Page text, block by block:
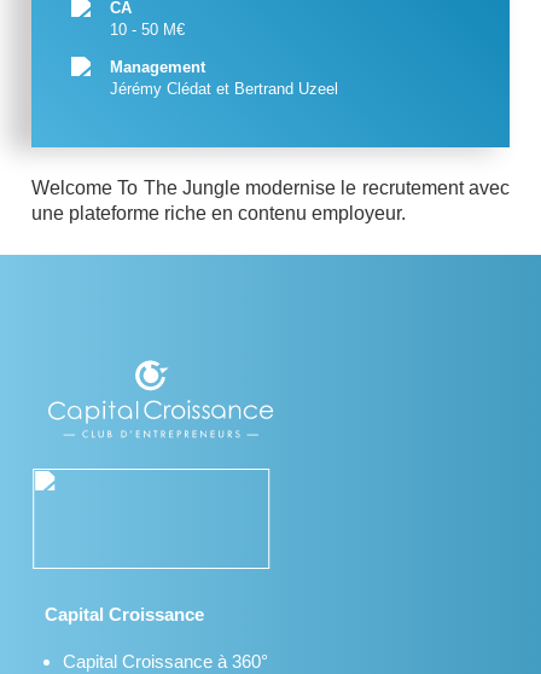
CA
10 - 50 M€
Management
Jérémy Clédat et Bertrand Uzeel
Welcome To The Jungle modernise le recrutement avec
une plateforme riche en contenu employeur.
Capital Croissance
Capital Croissance à 360°